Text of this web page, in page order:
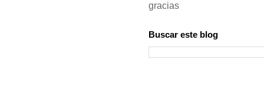
gracias
Buscar este blog